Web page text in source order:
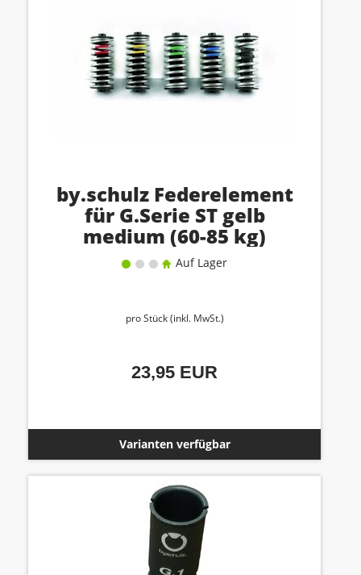
by.schulz Federelement
für G.Serie ST gelb
medium (60-85 kg)
Auf Lager
pro Stück (inkl. MwSt.)
23,95 EUR
Varianten verfügbar